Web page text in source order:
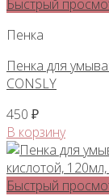
Быстрый
Пенка
Пенка для
CONSLY
450 ₽
В корзину
Быстрый